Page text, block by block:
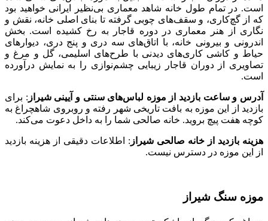
است. در تمام طول خانه شاهد معماری بی‌نظیر ایرانی خواهید بود
که از گچ‌کاری، و سقف‌های چوبی گرفته تا بنای اصلی خانه، نقش و
نگاری از هنر معماری در دوره قاجار به رخ کشیده است. بخش
اندرونی و بیرونی خانه، با اتاق‌های سه دری و پنج دری، دیوارهای
حیاط و کاشی کاری‌های دیدنی با طرح‌های اسلیمی، گل و مرغ و
تصاویری از دوران قاجار زیبایی چشم‌نوازی را به نمایش درآورده
است.
آدرس و ساعت بازدید از موزه لباس‌های سنتی و آیینی شیراز : برای
بازدید از این موزه به بافت تاریخی شهر رفته و روبروی شاهچراغ به
کوچه هفت پیچ بروید. خانه صالحی شما را به داخل دعوت می‌کند.
هزینه بازدید از خانه صالحی شیراز : اطلاعات دقیقی از هزینه بازدید
از این موزه در دسترس نیست.
موزه سنگ شیراز